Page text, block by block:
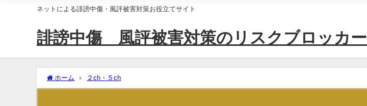
ネットによる誹謗中傷・風評被害対策お役立てサイト
誹謗中傷 風評被害対策のリスクブロッカー
ホーム ２ch・５ch